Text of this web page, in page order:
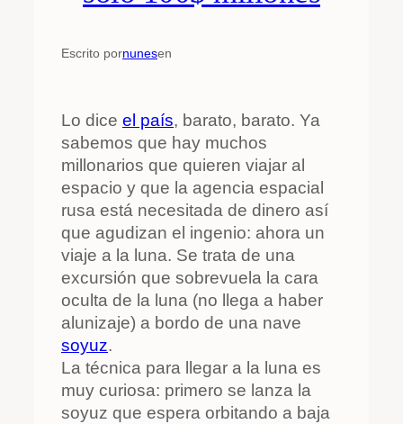
Escrito pornunesen
Lo dice el país, barato, barato. Ya
sabemos que hay muchos
millonarios que quieren viajar al
espacio y que la agencia espacial
rusa está necesitada de dinero así
que agudizan el ingenio: ahora un
viaje a la luna. Se trata de una
excursión que sobrevuela la cara
oculta de la luna (no llega a haber
alunizaje) a bordo de una nave
soyuz.
La técnica para llegar a la luna es
muy curiosa: primero se lanza la
soyuz que espera orbitando a baja